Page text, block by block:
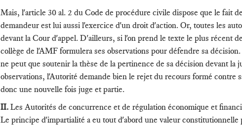
Mais, l'article 30 al. 2 du Code de procédure civile dispose que le fait
demandeur est lui aussi l'exercice d'un droit d'action. Or, toutes les
devant la Cour d'appel. D'ailleurs, si l'on prend le texte le plus récent
collège de l'AMF formulera ses observations pour défendre sa
ne peut que soutenir la thèse de la pertinence de sa décision devant
observations, l'Autorité demande bien le rejet du recours formé contre
donc une nouvelle fois juge et partie.
II. Les Autorités de concurrence et de régulation économique et
Le principe d'impartialité a eu tout d'abord une valeur constitutionnelle